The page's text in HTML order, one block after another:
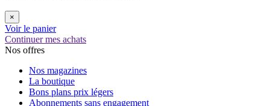
×
Voir le panier
Continuer mes achats
Nos offres
Nos magazines
La boutique
Bons plans prix légers
Abonnements sans engagement